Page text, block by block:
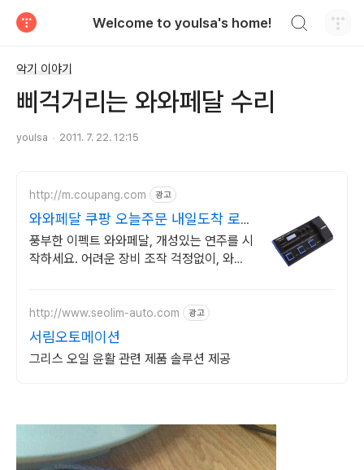
Welcome to youlsa's home!
악기 이야기
삐걱거리는 와와페달 수리
youlsa 2011. 7. 22. 12:15
http://m.coupang.com 광고
와와페달 쿠팡 오늘주문 내일도착 로켓
배송
풍부한 이펙트 와와페달, 개성있는 연주를 시
작하세요. 어려운 장비 조작 걱정없이, 와우
http://www.seolim-auto.com 광고
서림오토메이션
그리스 오일 윤활 관련 제품 솔루션 제공